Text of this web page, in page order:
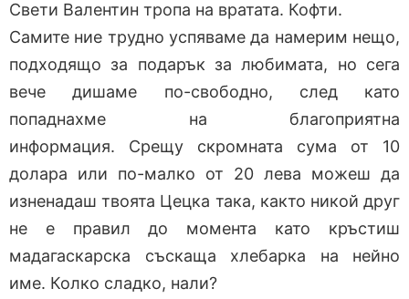
Свети Валентин тропа на вратата. Кофти.
Самите ние трудно успяваме да намерим нещо,
подходящо за подарък за любимата, но сега
вече дишаме по-свободно, след като
попаднахме на благоприятна
информация. Срещу скромната сума от 10
долара или по-малко от 20 лева можеш да
изненадаш твоята Цецка така, както никой друг
не е правил до момента като кръстиш
мадагаскарска съскаща хлебарка на нейно
име. Колко сладко, нали?